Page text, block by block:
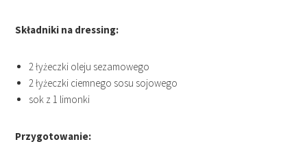
Składniki na dressing:
2 łyżeczki oleju sezamowego
2 łyżeczki ciemnego sosu sojowego
sok z 1 limonki
Przygotowanie: